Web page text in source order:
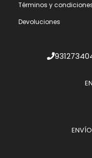
Términos y
Devoluciones